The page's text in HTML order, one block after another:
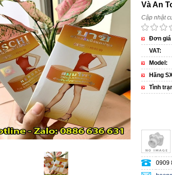
Và An
Cập nhật
Đơn giá
VAT:
Model:
Hãng
Tình
0909